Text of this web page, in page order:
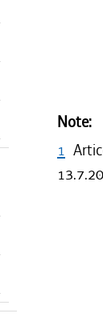
Note:
1